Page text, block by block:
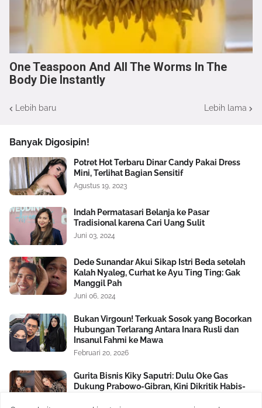
One Teaspoon And All The Worms In The
Body Die Instantly
Lebih baru Lebih lama
Banyak Digosipin!
Potret Hot Terbaru Dinar Candy Pakai Dress
Mini, Terlihat Bagian Sensitif
Agustus 19, 2023
Indah Permatasari Belanja ke Pasar
Tradisional karena Cari Uang Sulit
Juni 03, 2024
Dede Sunandar Akui Sikap Istri Beda setelah
Kalah Nyaleg, Curhat ke Ayu Ting Ting: Gak
Manggil Pah
Juni 06, 2024
Bukan Virgoun! Terkuak Sosok yang Bocorkan
Hubungan Terlarang Antara Inara Rusli dan
Insanul Fahmi ke Mawa
Februari 20, 2026
Gurita Bisnis Kiky Saputri: Dulu Oke Gas
Dukung Prabowo-Gibran, Kini Dikritik Habis-